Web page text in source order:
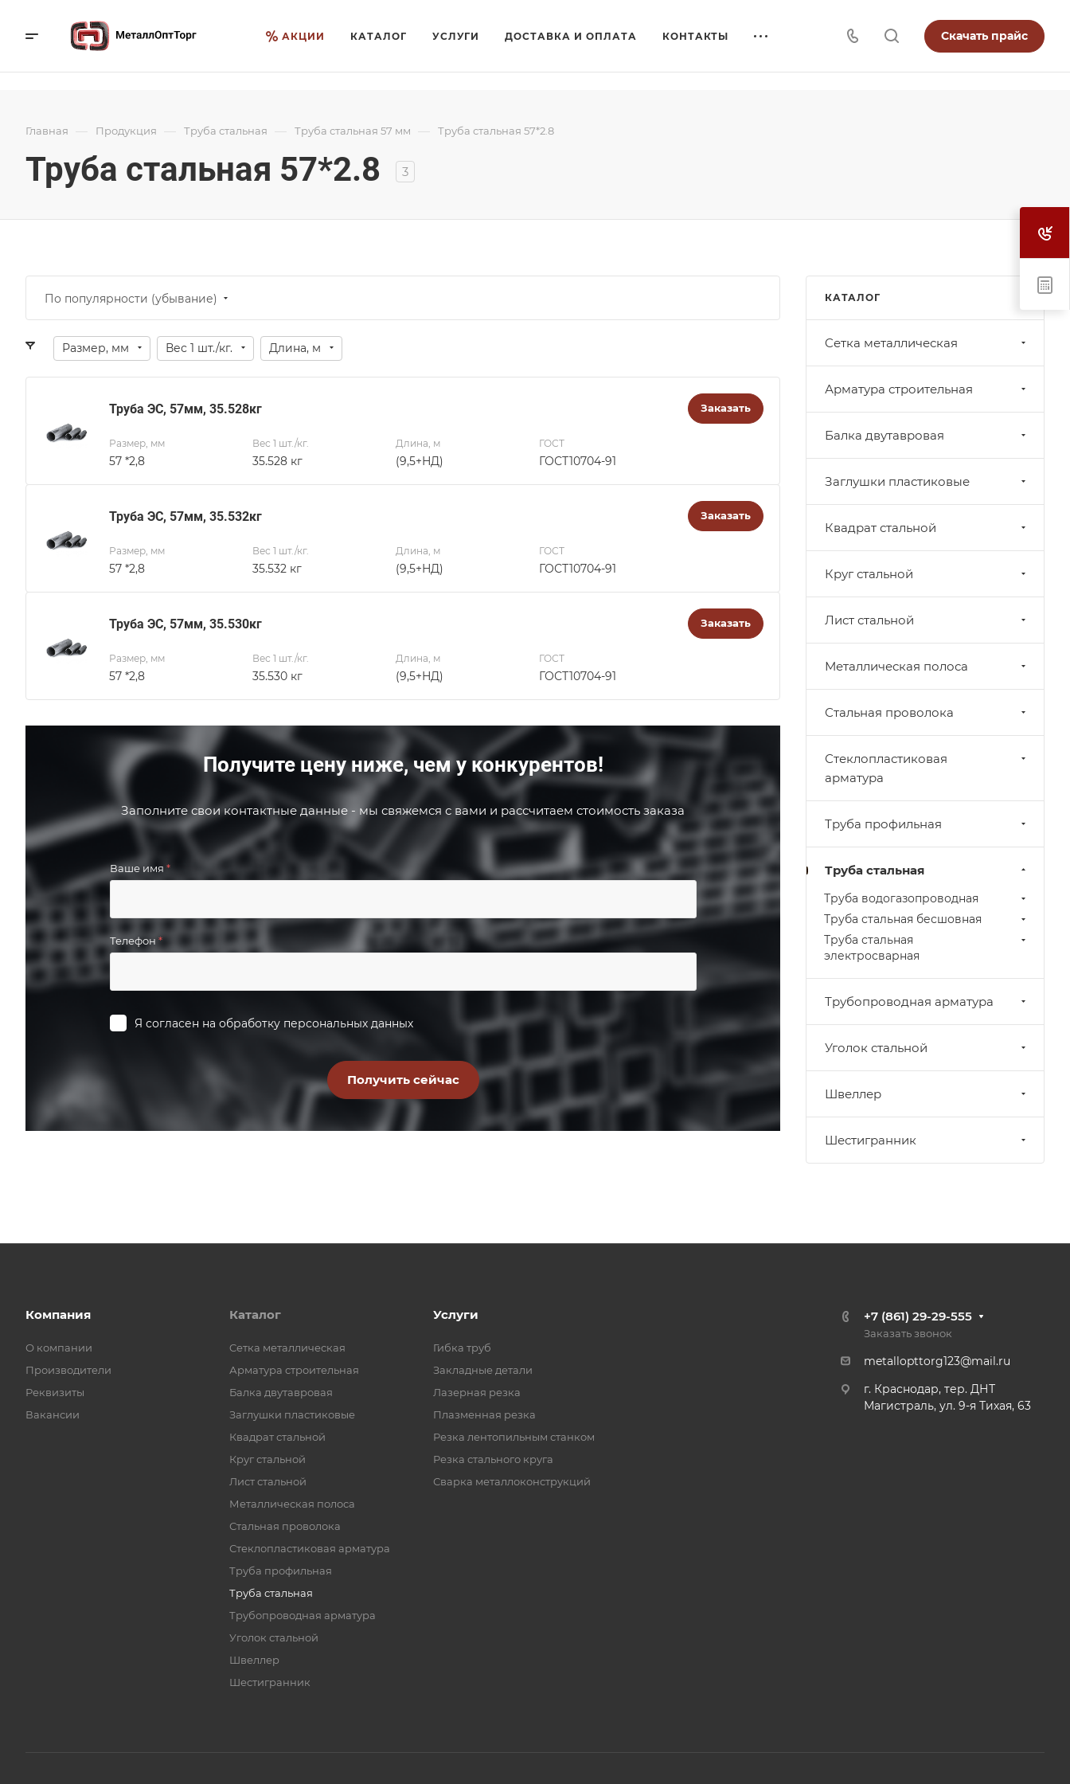
АКЦИИ КАТАЛОГ УСЛУГИ ДОСТАВКА И ОПЛАТА КОНТАКТЫ Скачать прайс
Главная — Продукция — Труба стальная — Труба стальная 57 мм — Труба стальная 57*2.8
Труба стальная 57*2.8 3
По популярности (убывание)
Размер, мм Вес 1 шт./кг. Длина, м
Труба ЭС, 57мм, 35.528кг Заказать
Размер, мм
57 *2,8
Вес 1 шт./кг.
35.528 кг
Длина, м
(9,5+НД)
ГОСТ
ГОСТ10704-91
Труба ЭС, 57мм, 35.532кг Заказать
Размер, мм
57 *2,8
Вес 1 шт./кг.
35.532 кг
Длина, м
(9,5+НД)
ГОСТ
ГОСТ10704-91
Труба ЭС, 57мм, 35.530кг Заказать
Размер, мм
57 *2,8
Вес 1 шт./кг.
35.530 кг
Длина, м
(9,5+НД)
ГОСТ
ГОСТ10704-91
Получите цену ниже, чем у конкурентов!
Заполните свои контактные данные - мы свяжемся с вами и рассчитаем стоимость заказа
Ваше имя *
Телефон *
Я согласен на обработку персональных данных
КАТАЛОГ
Cетка металлическая
Арматура строительная
Балка двутавровая
Заглушки пластиковые
Квадрат стальной
Круг стальной
Лист стальной
Металлическая полоса
Стальная проволока
Стеклопластиковая
арматура
Труба профильная
Труба стальная
Труба водогазопроводная
Труба стальная бесшовная
Труба стальная
электросварная
Трубопроводная арматура
Уголок стальной
Швеллер
Шестигранник
Компания
О компании
Производители
Реквизиты
Вакансии
Каталог
Cетка металлическая
Арматура строительная
Балка двутавровая
Заглушки пластиковые
Квадрат стальной
Круг стальной
Лист стальной
Металлическая полоса
Стальная проволока
Стеклопластиковая арматура
Труба профильная
Труба стальная
Трубопроводная арматура
Уголок стальной
Швеллер
Шестигранник
Услуги
Гибка труб
Закладные детали
Лазерная резка
Плазменная резка
Резка лентопильным станком
Резка стального круга
Сварка металлоконструкций
+7 (861) 29-29-555
Заказать звонок
metallopttorg123@mail.ru
г. Краснодар, тер. ДНТ
Магистраль, ул. 9-я Тихая, 63